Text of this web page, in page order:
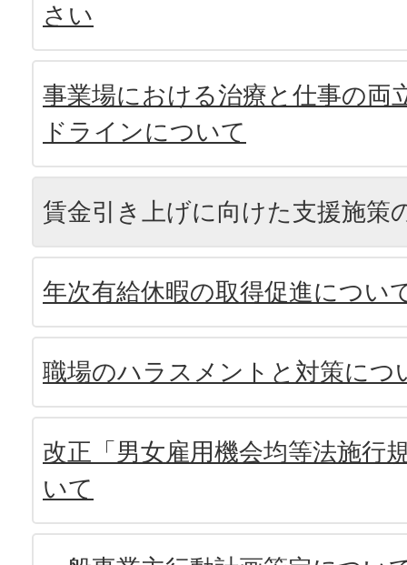
さい
事業場における治療と仕事の両
ドラインについて
賃金引き上げに向けた支援施策
年次有給休暇の取得促進につい
職場のハラスメントと対策につ
改正「男女雇用機会均等法施行
いて